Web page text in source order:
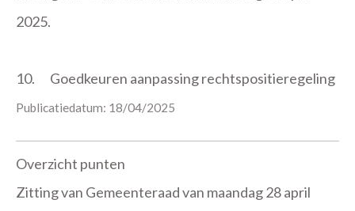
2025.
10. Goedkeuren aanpassing rechtspositieregeling
Publicatiedatum: 18/04/2025
Overzicht punten
Zitting van Gemeenteraad van maandag 28 april